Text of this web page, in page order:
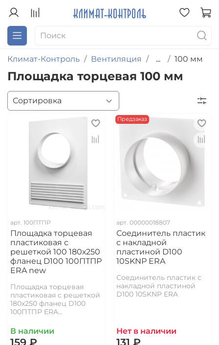
Климат-Контроль Вентиляция ... 100 мм
Площадка торцевая 100 мм
арт. 100ПТПР
Площадка торцевая
пластиковая с
решеткой 100 180х250
фланец D100 100ПТПР
ERA new
Площадка торцевая
пластиковая с решеткой
180х250 фланец D100
100ПТПР ERA...
В наличии
159 ₽
Предзаказ
арт. 00000018807
Соединитель пластик
с накладной
пластиной D100
10SKNP ERA
Соединитель пластик с
накладной пластиной
D100 10SKNP ERA
Нет в наличии
131 ₽